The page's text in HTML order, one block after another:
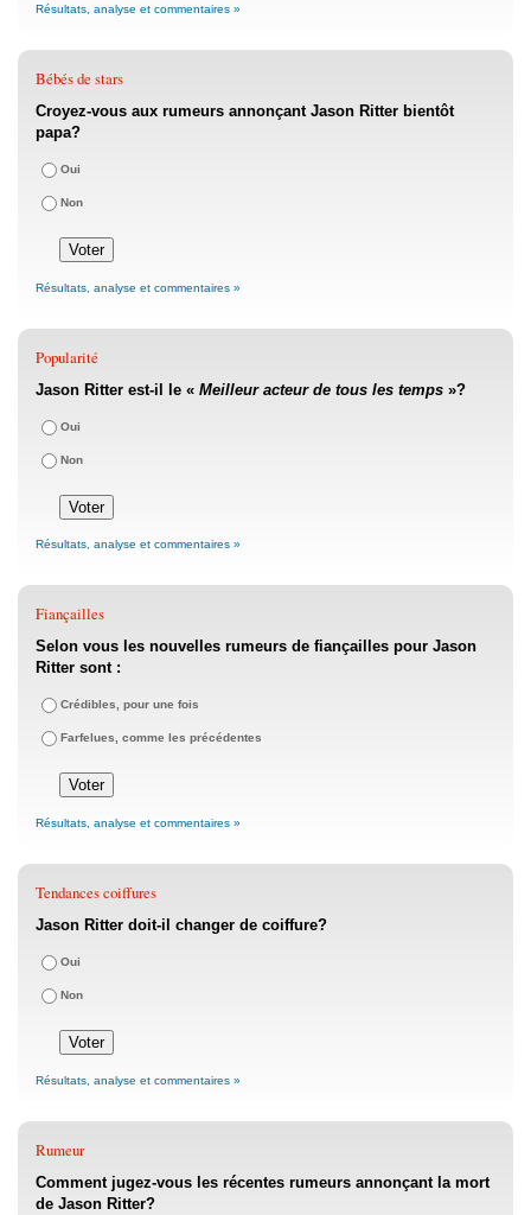
Résultats, analyse et commentaires »
Bébés de stars
Croyez-vous aux rumeurs annonçant Jason Ritter bientôt
papa?
Oui
Non
Résultats, analyse et commentaires »
Popularité
Jason Ritter est-il le « Meilleur acteur de tous les temps »?
Oui
Non
Résultats, analyse et commentaires »
Fiançailles
Selon vous les nouvelles rumeurs de fiançailles pour Jason
Ritter sont :
Crédibles, pour une fois
Farfelues, comme les précédentes
Résultats, analyse et commentaires »
Tendances coiffures
Jason Ritter doit-il changer de coiffure?
Oui
Non
Résultats, analyse et commentaires »
Rumeur
Comment jugez-vous les récentes rumeurs annonçant la mort
de Jason Ritter?